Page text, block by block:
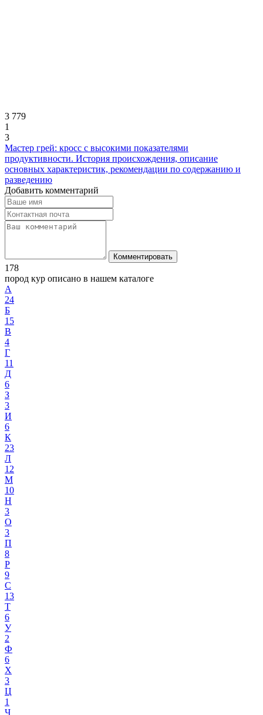
3 779
1
3
Мастер грей: кросс с высокими показателями
продуктивности. История происхождения, описание
основных характеристик, рекомендации по содержанию и
разведению
Добавить комментарий
Комментировать
178
пород кур описано в нашем каталоге
А
24
Б
15
В
4
Г
11
Д
6
З
3
И
6
К
23
Л
12
М
10
Н
3
О
3
П
8
Р
9
С
13
Т
6
У
2
Ф
6
Х
3
Ц
1
Ч